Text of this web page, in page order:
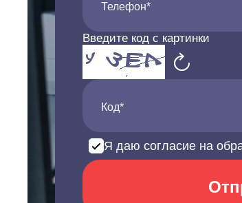
Телефон*
Введите код с картинки
Код*
Я даю согласие на